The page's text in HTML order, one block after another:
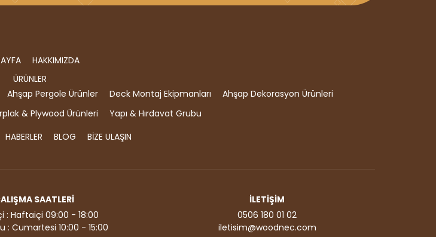
HAKKIMIZDA
ÜRÜNLER
Ahşap Pergole Ürünler Deck Montaj Ekipmanları
Ahşap Dekorasyon Ürünleri
& Plywood Ürünleri
Yapı & Hırdavat Grubu
HABERLER BLOG BİZE ULAŞIN
SAATLERİ
: Haftaiçi 09:00 - 18:00
: Cumartesi 10:00 - 15:00
İLETİŞİM
0506 180 01 02
iletisim@woodnec.com